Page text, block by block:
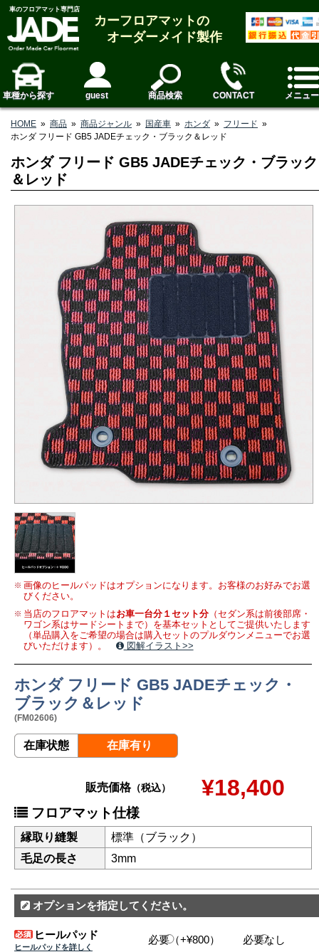
車のフロアマット専門店
カーフロアマットの
オーダーメイド製作
車種から探す guest 商品検索 CONTACT メニュー
HOME » 商品 » 商品ジャンル » 国産車 » ホンダ » フリード »
ホンダ フリード GB5 JADEチェック・ブラック＆レッド
ホンダ フリード GB5 JADEチェック・ブラック
＆レッド
画像のヒールパッドはオプションになります。お客様のお好みでお選
びください。
当店のフロアマットはお車一台分１セット分（セダン系は前後部席・
ワゴン系はサードシートまで）を基本セットとしてご提供いたします
（単品購入をご希望の場合は購入セットのプルダウンメニューでお選
びいただけます）。
図解イラスト>>
ホンダ フリード GB5 JADEチェック・
ブラック＆レッド
(FM02606)
在庫状態 在庫有り
販売価格（税込） ¥18,400
フロアマット仕様
縁取り縫製
標準（ブラック）
毛足の長さ
3mm
オプションを指定してください。
ヒールパッド
ヒールパッドを詳しく
必要（+¥800） 必要なし